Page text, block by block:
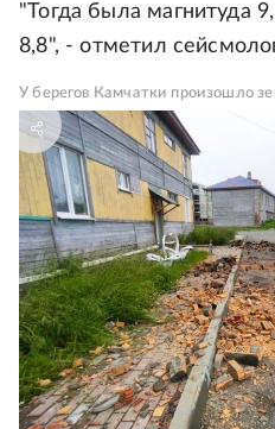
"Тогда была магнитуда
8,8", - отметил
У берегов Камчатки произошло